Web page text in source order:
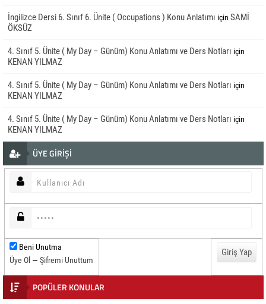
İngilizce Dersi 6. Sınıf 6. Ünite ( Occupations ) Konu Anlatımı içinSAMİ
ÖKSÜZ
4. Sınıf 5. Ünite ( My Day – Günüm) Konu Anlatımı ve Ders Notları için
KENAN YILMAZ
4. Sınıf 5. Ünite ( My Day – Günüm) Konu Anlatımı ve Ders Notları için
KENAN YILMAZ
4. Sınıf 5. Ünite ( My Day – Günüm) Konu Anlatımı ve Ders Notları için
KENAN YILMAZ
ÜYE GİRİŞİ
Beni Unutma
Üye Ol —Şifremi Unuttum
POPÜLER KONULAR